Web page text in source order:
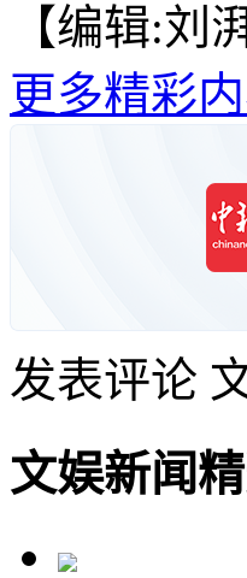
【编辑:刘
更多精彩
发表评论
文娱新闻精